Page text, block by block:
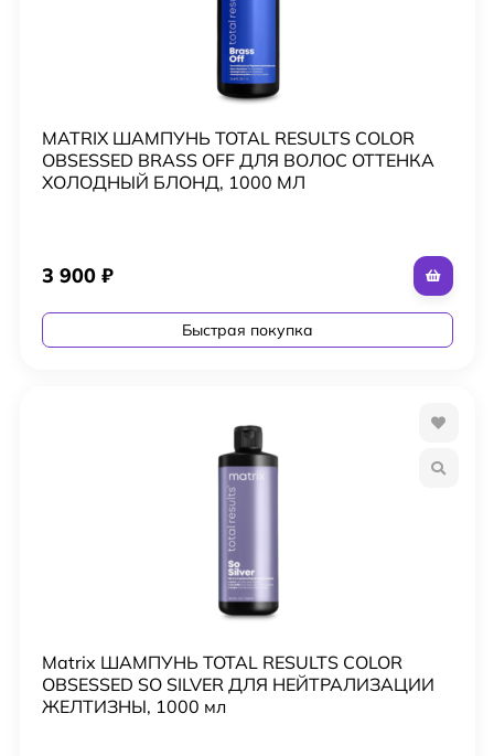
MATRIX ШАМПУНЬ TOTAL RESULTS COLOR
OBSESSED BRASS OFF ДЛЯ ВОЛОС ОТТЕНКА
ХОЛОДНЫЙ БЛОНД, 1000 МЛ
3 900 ₽
Быстрая покупка
Matrix ШАМПУНЬ TOTAL RESULTS COLOR
OBSESSED SO SILVER ДЛЯ НЕЙТРАЛИЗАЦИИ
ЖЕЛТИЗНЫ, 1000 мл